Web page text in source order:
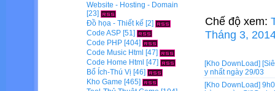
Chế độ xem:
Tháng 3,
[Kho DownLoad]
y nhất ngày 29/03
[Kho DownLoad]
Website - Hosting - Domain
[23]
Đồ họa - Thiết kế [2]
Code ASP [51]
Code PHP [404]
Code Music Html [47]
Code Home Html [47]
Bổ Ích-Thú Vị [46]
Kho Game [465]